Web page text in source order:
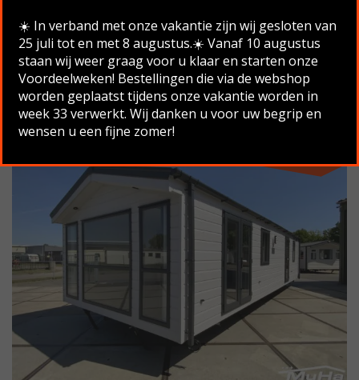
Home/ Aanbod
Terug naar overzicht
☀️ In verband met onze vakantie zijn wij gesloten van
25 juli tot en met 8 augustus.☀️ Vanaf 10 augustus
staan wij weer graag voor u klaar en starten onze
Voordeelweken! Bestellingen die via de webshop
worden geplaatst tijdens onze vakantie worden in
week 33 verwerkt. Wij danken u voor uw begrip en
wensen u een fijne zomer!